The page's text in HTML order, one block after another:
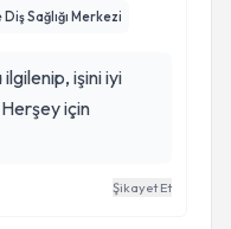
Sağlığı Merkezi
işini iyi
için
Şikayet Et